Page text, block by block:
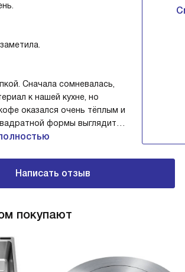
Сначала сомневалась,
к нашей кухне, но
оказался очень тёплым и
формы выглядит
она хорошо вписалась под
одна чаша, и это оказалось
семейных ужинов я могу
на подготовке блюд, не
соус — я не
что общий вид мойки не
а я успела
Написать отзыв
покупают